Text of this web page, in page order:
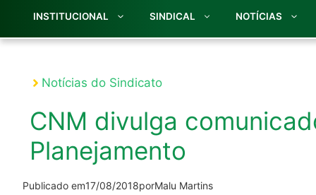
INSTITUCIONAL SINDICAL NOTÍCIAS
Notícias do Sindicato
CNM divulga
Planejamento
Publicado em17/08/2018porMalu Martins